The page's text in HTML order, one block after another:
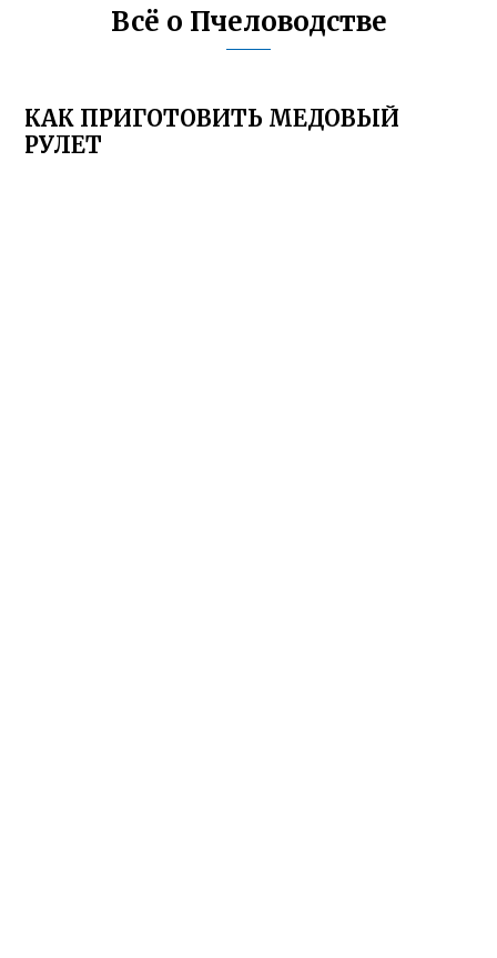
Всё о Пчеловодстве
КАК ПРИГОТОВИТЬ МЕДОВЫЙ
РУЛЕТ